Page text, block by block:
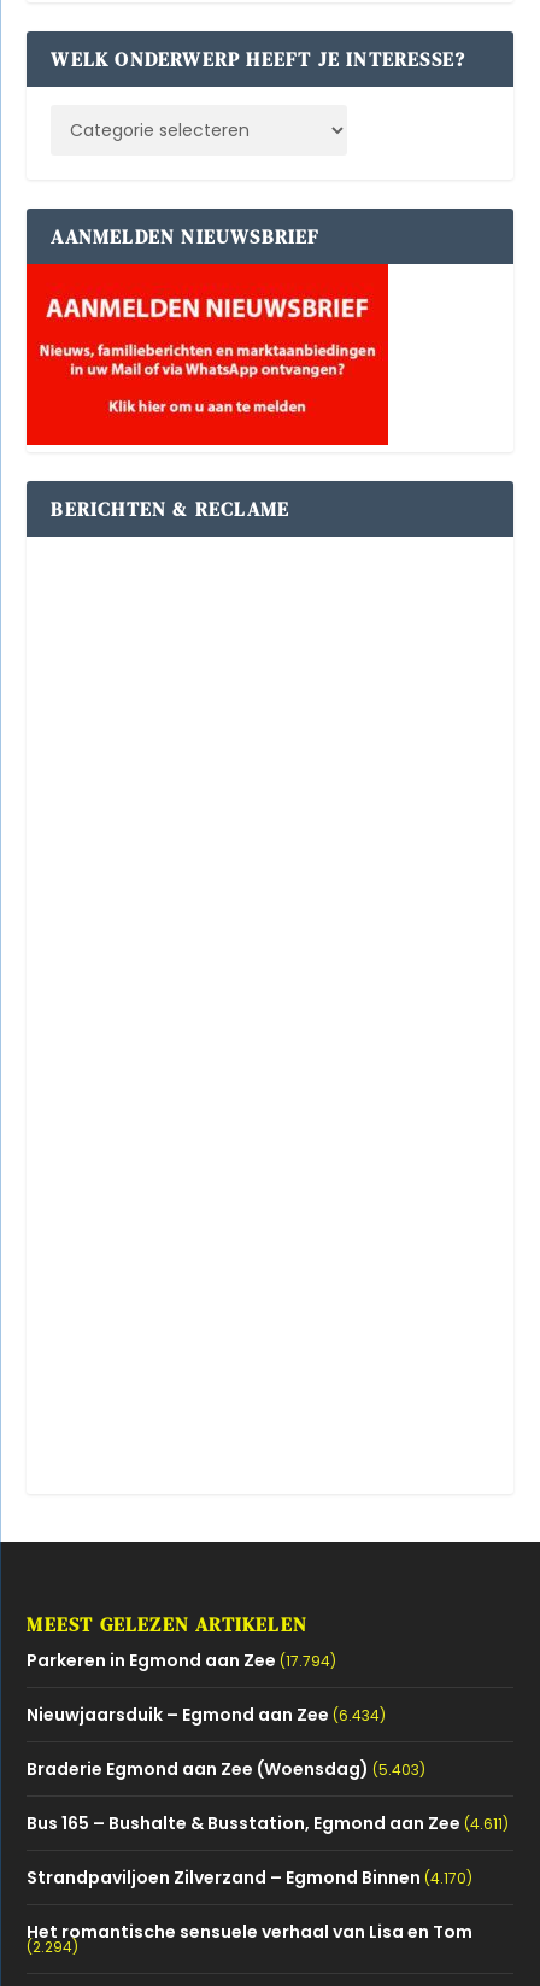
WELK ONDERWERP HEEFT JE INTERESSE?
AANMELDEN NIEUWSBRIEF
BERICHTEN & RECLAME
MEEST GELEZEN ARTIKELEN
Parkeren in Egmond aan Zee (17.794)
Nieuwjaarsduik – Egmond aan Zee (6.434)
Braderie Egmond aan Zee (Woensdag) (5.403)
Bus 165 – Bushalte & Busstation, Egmond aan Zee (4.611)
Strandpaviljoen Zilverzand – Egmond Binnen (4.170)
Het romantische sensuele verhaal van Lisa en Tom
(2.294)